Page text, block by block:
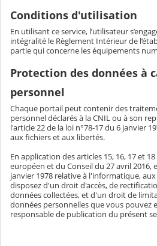
Conditions d'utilisation
En utilisant ce service, l’utilisateur
intégralité le Règlement Intérieur de
partie qui concerne les équipements
Protection des données à
personnel
Chaque portail peut contenir des
personnel déclarés à la CNIL ou à son
l'article 22 de la loi n°78-17 du 6 janvier
aux fichiers et aux libertés.
En application des articles 15, 16, 17 et
européen et du Conseil du 27 avril 2016,
janvier 1978 relative à l'informatique,
disposez d'un droit d'accès, de
données collectées, et d'un droit de
données personnelles que vous pouvez
responsable de publication du présent